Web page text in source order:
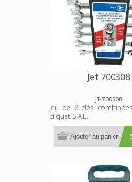
Jet 700308
JT-700308
Jeu de 8 clés
cliquet S.A.E.
Ajouter au panier